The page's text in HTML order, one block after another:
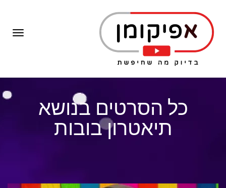
כל הסרטים בנושא
תיאטרון בובות